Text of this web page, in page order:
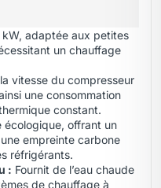
adaptée aux petites
un chauffage
vitesse du compresseur
une consommation
constant.
écologique, offrant un
empreinte carbone
réfrigérants.
: Fournit de l’eau chaude
de chauffage à